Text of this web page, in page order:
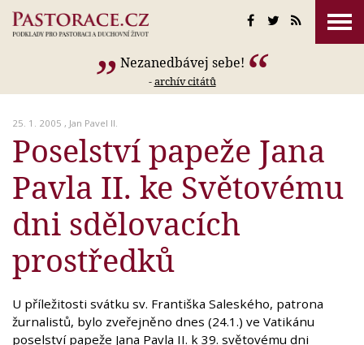
Nezanedbávej sebe!
-archív citátů
25. 1. 2005 , Jan Pavel II.
Poselství papeže Jana
Pavla II. ke Světovému
dni sdělovacích
prostředků
U příležitosti svátku sv. Františka Saleského, patrona
žurnalistů, bylo zveřejněno dnes (24.1.) ve Vatikánu
poselství papeže Jana Pavla II. k 39. světovému dni